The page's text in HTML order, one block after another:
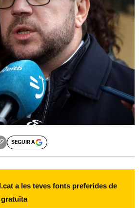
SEGUIR A
a les teves fonts preferides de
gratuïta